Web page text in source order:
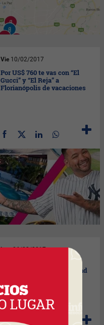
Vie 10/02/2017
Por US$ 760 te vas con “El
Gucci” y “El Reja” a
Florianópolis de vacaciones
Lun06/02/2017
Belight te asegura la calidad